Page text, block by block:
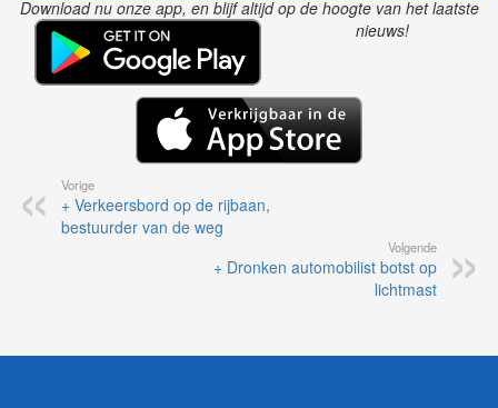
Download nu onze app, en blijf altijd op de hoogte van het laatste
nieuws!
Vorige
+ Verkeersbord op de rijbaan,
bestuurder van de weg
Volgende
+ Dronken automobilist botst op
lichtmast